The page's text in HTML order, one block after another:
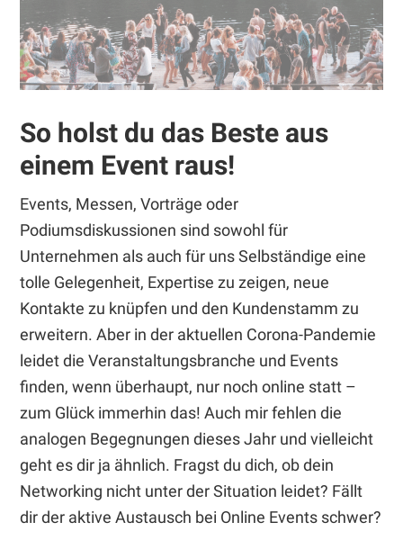
So holst du das Beste aus
einem Event raus!
Events, Messen, Vorträge oder
Podiumsdiskussionen sind sowohl für
Unternehmen als auch für uns Selbständige eine
tolle Gelegenheit, Expertise zu zeigen, neue
Kontakte zu knüpfen und den Kundenstamm zu
erweitern. Aber in der aktuellen Corona-Pandemie
leidet die Veranstaltungsbranche und Events
finden, wenn überhaupt, nur noch online statt –
zum Glück immerhin das! Auch mir fehlen die
analogen Begegnungen dieses Jahr und vielleicht
geht es dir ja ähnlich. Fragst du dich, ob dein
Networking nicht unter der Situation leidet? Fällt
dir der aktive Austausch bei Online Events schwer?